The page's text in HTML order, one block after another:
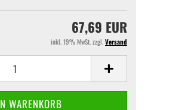
67,69 EUR
inkl. 19% MwSt. zzgl.Versand